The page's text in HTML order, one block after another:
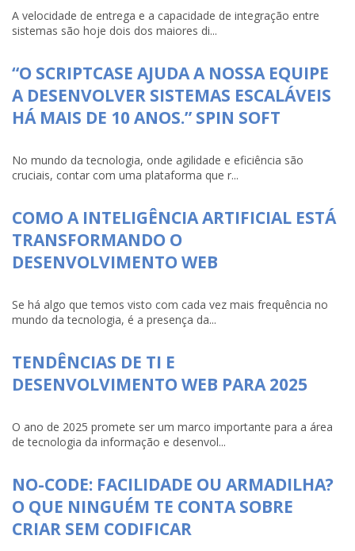
A velocidade de entrega e a capacidade de integração entre
sistemas são hoje dois dos maiores di...
“O SCRIPTCASE AJUDA A NOSSA EQUIPE
A DESENVOLVER SISTEMAS ESCALÁVEIS
HÁ MAIS DE 10 ANOS.” SPIN SOFT
No mundo da tecnologia, onde agilidade e eficiência são
cruciais, contar com uma plataforma que r...
COMO A INTELIGÊNCIA ARTIFICIAL ESTÁ
TRANSFORMANDO O
DESENVOLVIMENTO WEB
Se há algo que temos visto com cada vez mais frequência no
mundo da tecnologia, é a presença da...
TENDÊNCIAS DE TI E
DESENVOLVIMENTO WEB PARA 2025
O ano de 2025 promete ser um marco importante para a área
de tecnologia da informação e desenvol...
NO-CODE: FACILIDADE OU ARMADILHA?
O QUE NINGUÉM TE CONTA SOBRE
CRIAR SEM CODIFICAR